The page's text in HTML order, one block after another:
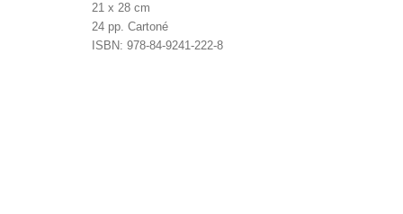
21 x 28 cm
24 pp. Cartoné
ISBN: 978-84-9241-222-8